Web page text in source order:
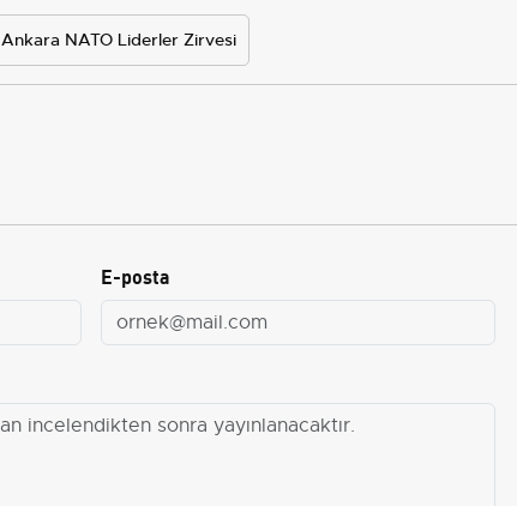
Ankara NATO Liderler Zirvesi
E-posta